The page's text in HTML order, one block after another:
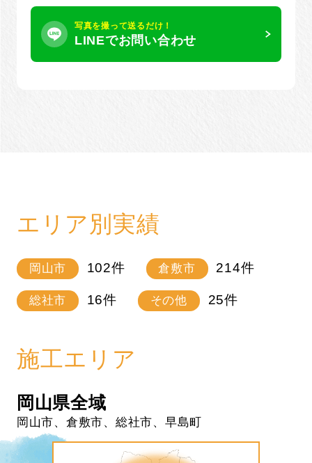
写真を撮って送るだけ！
LINEでお問い合わせ
エリア別実績
岡山市 102件 倉敷市 214件
総社市 16件 その他 25件
施工エリア
岡山県全域
岡山市、倉敷市、総社市、早島町